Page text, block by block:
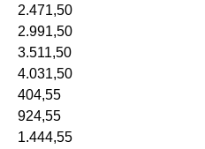
2.471,50
2.991,50
3.511,50
4.031,50
404,55
924,55
1.444,55